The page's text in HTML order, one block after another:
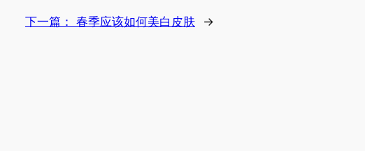
下一篇： 春季应该如何美白皮肤 →